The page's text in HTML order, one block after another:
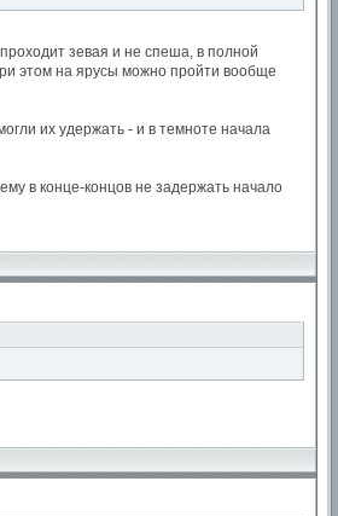
зевая и не спеша, в полной
этом на ярусы можно пройти вообще
их удержать - и в темноте начала
в конце-концов не задержать начало